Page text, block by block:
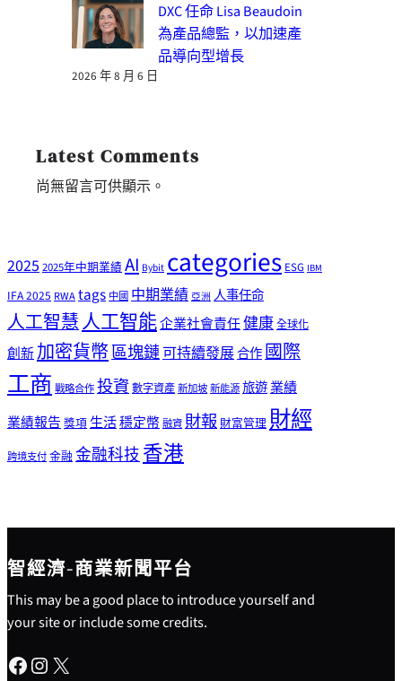
DXC 任命 Lisa Beaudoin
為產品總監，以加速產
品導向型增長
2026 年 8 月 6 日
Latest Comments
尚無留言可供顯示。
2025 2025年中期業績AI Bybitcategories ESG IBM
IFA 2025 RWAtags 中國 中期業績 亞洲 人事任命
人工智慧人工智能企業社會責任健康全球化
創新加密貨幣區塊鏈可持續發展合作國際
工商 戰略合作投資數字資產新加坡新能源旅遊業績
業績報告 獎項生活穩定幣融資 財報 財富管理 財經
跨境支付金融 金融科技 香港
智經濟-商業新聞平台
This may be a good place to introduce yourself and
your site or include some credits.
Facebook Instagram X